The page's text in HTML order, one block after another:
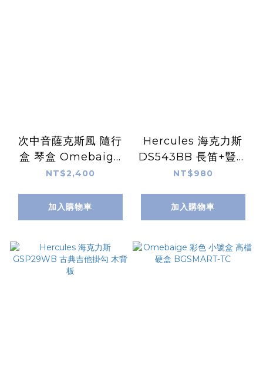
次中音薩克斯風 隨行
盒 琴盒 Omebaige
防水防撞 BGS01-TSC
NT$2,400
加入購物車
Hercules 海克力斯
DS543BB 長笛+豎笛
+短笛 三合一架(附袋)
NT$980
加入購物車